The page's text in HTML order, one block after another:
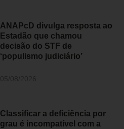
ANAPcD divulga resposta ao
Estadão que chamou
decisão do STF de
‘populismo judiciário’
Classificar a deficiência por
grau é incompatível com a